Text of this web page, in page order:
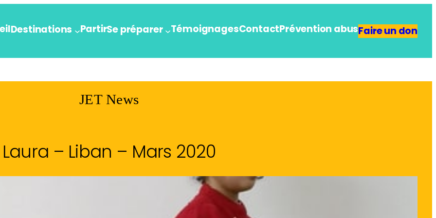
Destinations PartirSe préparer TémoignagesContactPrévention abusFaire un don
JET News
Laura – Liban – Mars 2020